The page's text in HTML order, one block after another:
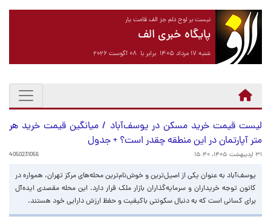
نیست بر لوح دلم جز الف قامت یار
پایگاه خبری الف
شنبه ۱۷ مرداد ۱۴۰۵ برابر با ۰۸ آگوست ۲۰۲۶
لیست قیمت خرید مسکن در یوسف‌آباد / میانگین قیمت خرید هر
متر آپارتمان در این منطقه چقدر است؟ + جدول
۳۱ اردیبهشت ۱۴۰۵، ۱۵:۴۰ 4050231056
یوسف‌آباد به‌ عنوان یکی از اصیل‌ترین و خوش‌نام‌ترین محله‌های مرکز تهران، همواره در
کانون توجه خریداران و سرمایه‌گذاران بازار ملک قرار دارد. این محله مقصدی ایده‌آل
برای کسانی است که به دنبال سکونتی باکیفیت و حفظ ارزش دارایی خود هستند.